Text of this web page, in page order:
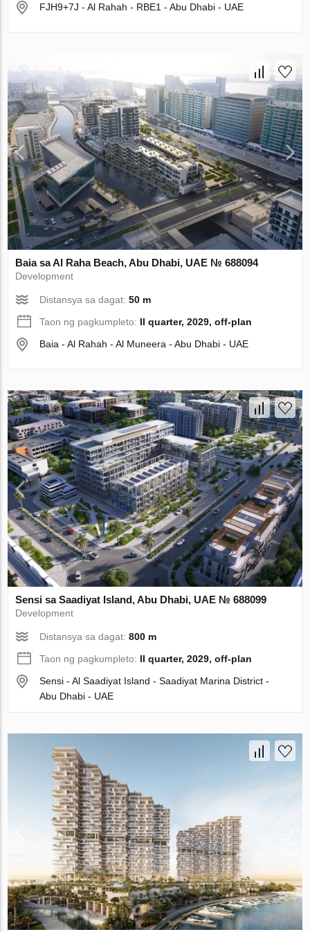
FJH9+7J - Al Rahah - RBE1 - Abu Dhabi - UAE
Baia sa Al Raha Beach, Abu Dhabi, UAE № 688094
Development
Distansya sa dagat:50 m
Taon ng pagkumpleto: II quarter, 2029, off-plan
Baia - Al Rahah - Al Muneera - Abu Dhabi - UAE
Sensi sa Saadiyat Island, Abu Dhabi, UAE № 688099
Development
Distansya sa dagat:800 m
Taon ng pagkumpleto: II quarter, 2029, off-plan
Sensi - Al Saadiyat Island - Saadiyat Marina District -
Abu Dhabi - UAE